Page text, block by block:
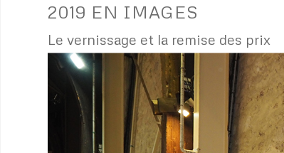
2019 EN IMAGES
Le vernissage et la remise des prix